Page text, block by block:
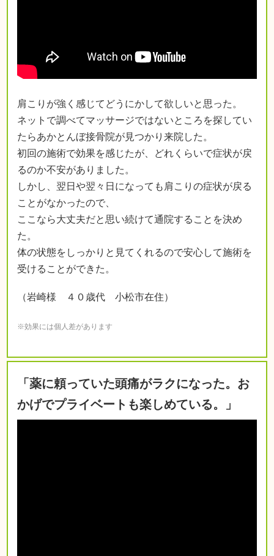
肩こりが強く感じてどうにかして欲しいと思った。
ネットで調べてマッサージではないところを探してい
たらあかとんぼ接骨院が見つかり来院した。
初回の施術で効果を感じたが、どれくらいで症状が戻
るのか不安がありました。
しかし、翌日や翌々日になっても肩こりの症状が戻る
ことがなかったので、
ここなら大丈夫だと思い続けて通院することを決め
た。
体の状態をしっかりと見てくれるので安心して施術を
受けることができた。
（岩崎様 ４０歳代 小松市在住）
※効果には個人差があります
「薬に頼っていた頭痛がラクになった。お
かげでプライベートも楽しめている。」